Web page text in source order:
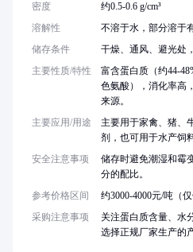
密度
约0.5-0.6 g/cm³
溶解性
不溶于水，部分溶于
储存条件
干燥、通风、避光处
主要性质/特性
富含蛋白质（约44-
色氨酸），消化率高
来源。
主要应用/用途
主要用于家禽、猪、
剂，也可用于水产饲料
安全注意事项
储存时避免潮湿和霉
分的配比。
参考价格区间
约3000-4000元/吨（仅
采购注意事项
关注蛋白质含量、水
选择正规厂家生产的